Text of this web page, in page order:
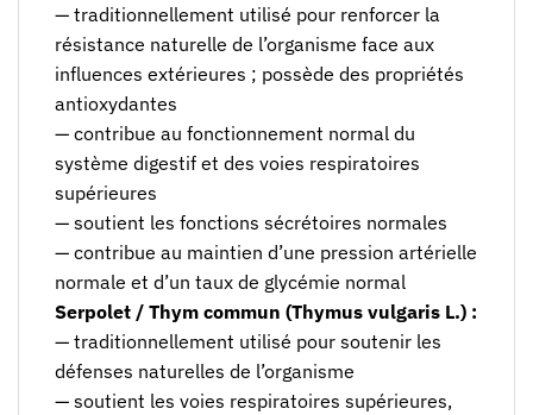
— traditionnellement utilisé pour renforcer la
résistance naturelle de l’organisme face aux
influences extérieures ; possède des propriétés
antioxydantes
— contribue au fonctionnement normal du
système digestif et des voies respiratoires
supérieures
— soutient les fonctions sécrétoires normales
— contribue au maintien d’une pression artérielle
normale et d’un taux de glycémie normal
Serpolet / Thym commun (Thymus vulgaris L.) :
— traditionnellement utilisé pour soutenir les
défenses naturelles de l’organisme
— soutient les voies respiratoires supérieures,